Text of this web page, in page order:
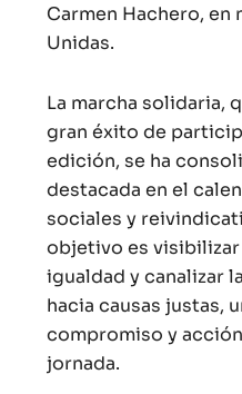
Carmen Hachero, en
Unidas.
La marcha solidaria,
gran éxito de
edición, se ha
destacada en el
sociales y
objetivo es visibilizar
igualdad y canalizar
hacia causas justas,
compromiso y
jornada.